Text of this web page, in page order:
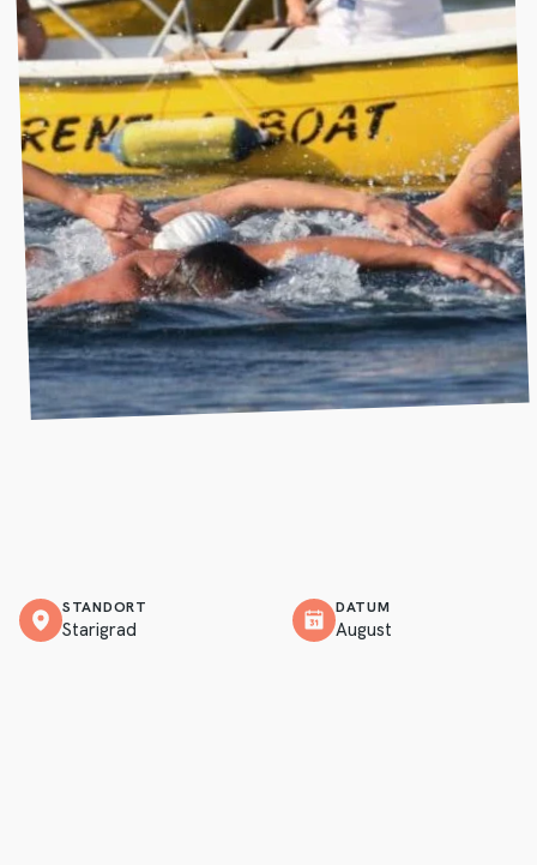
STANDORT
Starigrad
DATUM
August